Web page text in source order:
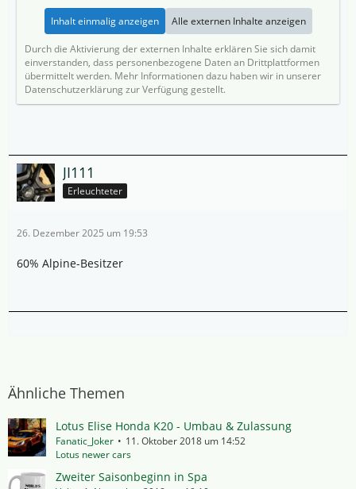
Inhalt einmalig anzeigen Alle externen Inhalte anzeigen
Durch die Aktivierung der externen Inhalte erklären Sie sich damit
einverstanden, dass personenbezogene Daten an Drittplattformen
übermittelt werden. Mehr Informationen dazu haben wir in unserer
Datenschutzerklärung zur Verfügung gestellt.
JI111
Erleuchteter
26. Dezember 2025 um 19:53
60% Alpine-Besitzer
Ähnliche Themen
Lotus Elise Honda K20 - Umbau & Zulassung
Fanatic_Joker
11. Oktober 2018 um 14:52
Lotus newer cars
Zweiter Saisonbeginn in Spa